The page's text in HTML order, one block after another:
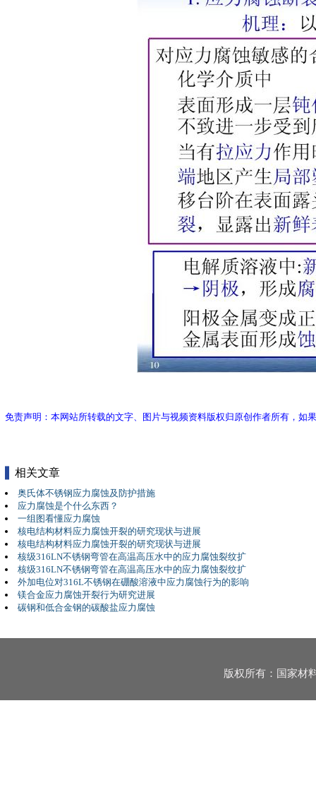
免责声明：本网站所转载的文字、图片与视频资料版权归原创作者所有，如
相关文章
奥氏体不锈钢应力腐蚀及防护措施
应力腐蚀是个什么东西？
一组图看懂应力腐蚀
核电结构材料应力腐蚀开裂的研究现状与进展
核电结构材料应力腐蚀开裂的研究现状与进展
核级316LN不锈钢弯管在高温高压水中的应力腐蚀裂纹扩
核级316LN不锈钢弯管在高温高压水中的应力腐蚀裂纹扩
外加电位对316L不锈钢在硼酸溶液中应力腐蚀行为的影响
镁合金应力腐蚀开裂行为研究进展
碳钢和低合金钢的碳酸盐应力腐蚀
版权所有：国家材